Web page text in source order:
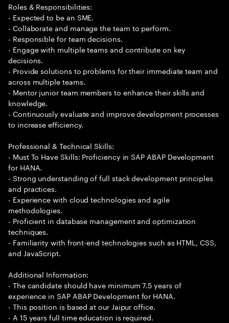
Roles & Responsibilities:
- Expected to be an SME.
- Collaborate and manage the team to perform.
- Responsible for team decisions.
- Engage with multiple teams and contribute on key
decisions.
- Provide solutions to problems for their immediate team and
across multiple teams.
- Mentor junior team members to enhance their skills and
knowledge.
- Continuously evaluate and improve development processes
to increase efficiency.
Professional & Technical Skills:
- Must To Have Skills: Proficiency in SAP ABAP Development
for HANA.
- Strong understanding of full stack development principles
and practices.
- Experience with cloud technologies and agile
methodologies.
- Proficient in database management and optimization
techniques.
- Familiarity with front-end technologies such as HTML, CSS,
and JavaScript.
Additional Information:
- The candidate should have minimum 7.5 years of
experience in SAP ABAP Development for HANA.
- This position is based at our Jaipur office.
- A 15 years full time education is required.